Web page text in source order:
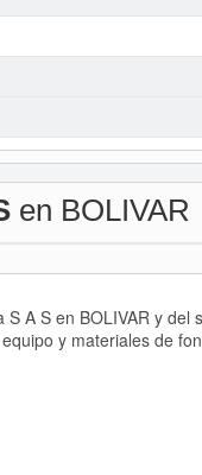
en BOLIVAR
A S en BOLIVAR y del
y materiales de